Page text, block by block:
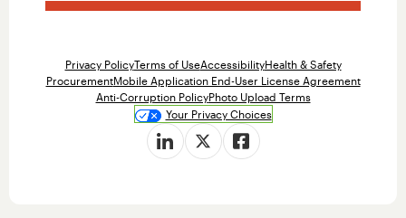
Privacy PolicyTerms of UseAccessibilityHealth & Safety
ProcurementMobile Application End-User License Agreement
Anti-Corruption PolicyPhoto Upload Terms
Your Privacy Choices